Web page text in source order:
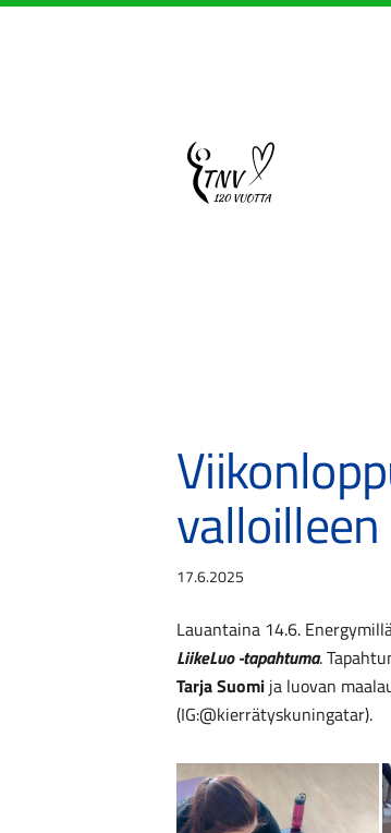
Sivuston etusivulle
valloilleen
17.6.2025
Lauantaina 14.6.
LiikeLuo -tapahtuma.
Tarja Suomi ja luovan
(IG:@kierrätyskuningatar).